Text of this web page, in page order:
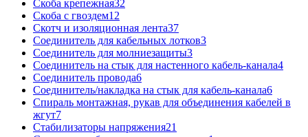
Скоба крепежная32
Скоба с гвоздем12
Скотч и изоляционная лента37
Соединитель для кабельных лотков3
Соединитель для молниезащиты3
Соединитель на стык для настенного кабель-канала4
Соединитель провода6
Соединитель/накладка на стык для кабель-канала6
Спираль монтажная, рукав для объединения кабелей в
жгут7
Стабилизаторы напряжения21